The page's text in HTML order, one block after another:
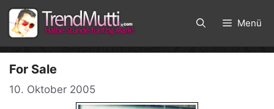
Zum
Inhalt
springen
Menü
For Sale
10. Oktober 2005